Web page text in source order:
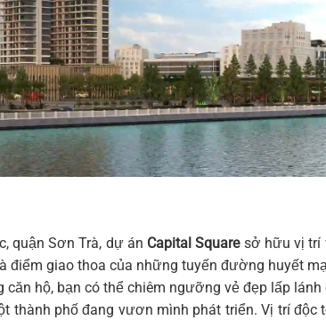
quận Sơn Trà, dự án Capital Squaresở hữu vị trí
giao thoa của những tuyến đường huyết
hộ, bạn có thể chiêm ngưỡng vẻ đẹp lấp lánh
thành phố đang vươn mình phát triển. Vị trí độc